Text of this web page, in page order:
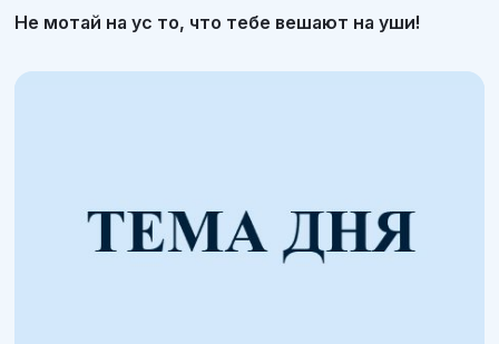
Не мотай на ус то, что тебе вешают на уши!